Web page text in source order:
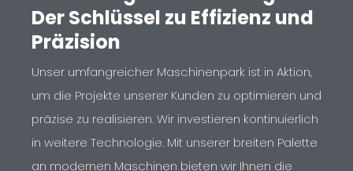
Der Schlüssel zu Effizienz und
Präzision
Unser umfangreicher Maschinenpark ist in Aktion,
um die Projekte unserer Kunden zu optimieren und
präzise zu realisieren. Wir investieren kontinuierlich
in weitere Technologie. Mit unserer breiten Palette
an modernen Maschinen bieten wir Ihnen die